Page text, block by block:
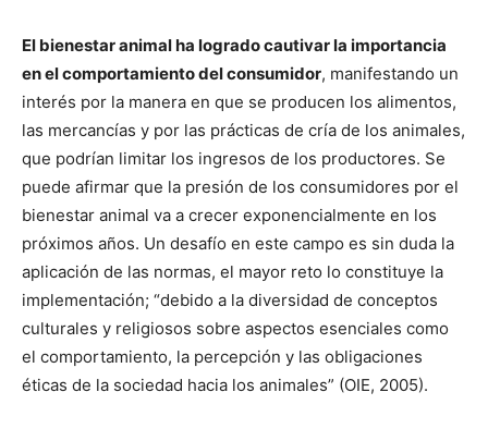
El bienestar animal ha logrado cautivar la importancia
en el comportamiento del consumidor, manifestando un
interés por la manera en que se producen los alimentos,
las mercancías y por las prácticas de cría de los animales,
que podrían limitar los ingresos de los productores. Se
puede afirmar que la presión de los consumidores por el
bienestar animal va a crecer exponencialmente en los
próximos años. Un desafío en este campo es sin duda la
aplicación de las normas, el mayor reto lo constituye la
implementación; “debido a la diversidad de conceptos
culturales y religiosos sobre aspectos esenciales como
el comportamiento, la percepción y las obligaciones
éticas de la sociedad hacia los animales” (OIE, 2005).